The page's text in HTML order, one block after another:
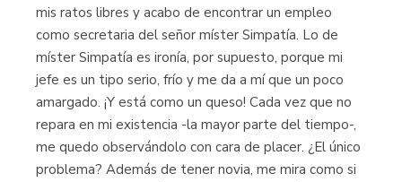
mis ratos libres y acabo de encontrar un empleo
como secretaria del señor míster Simpatía. Lo de
míster Simpatía es ironía, por supuesto, porque mi
jefe es un tipo serio, frío y me da a mí que un poco
amargado. ¡Y está como un queso! Cada vez que no
repara en mi existencia -la mayor parte del tiempo-,
me quedo observándolo con cara de placer. ¿El único
problema? Además de tener novia, me mira como si